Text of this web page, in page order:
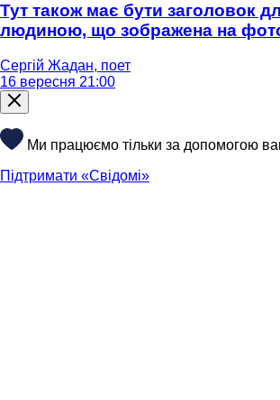
Тут також має бути заголовок
людиною, що зображена на
Сергій Жадан, поет
16 вересня 21:00
Ми працюємо тільки за допомогою
Підтримати «Свідомі»